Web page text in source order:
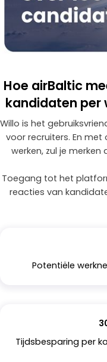
Hoe airBaltic
kandidaten per
Willo is het
voor recruiters. En
werken, zul je
Toegang tot het
reacties van
Potentiële
Tijdsbesparing per